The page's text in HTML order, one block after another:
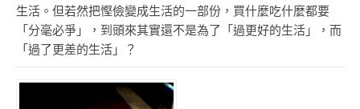
生活。但若然把慳儉變成生活的一部份，買什麼吃什麼都要
「分毫必爭」，到頭來其實還不是為了「過更好的生活」，而
「過了更差的生活」？